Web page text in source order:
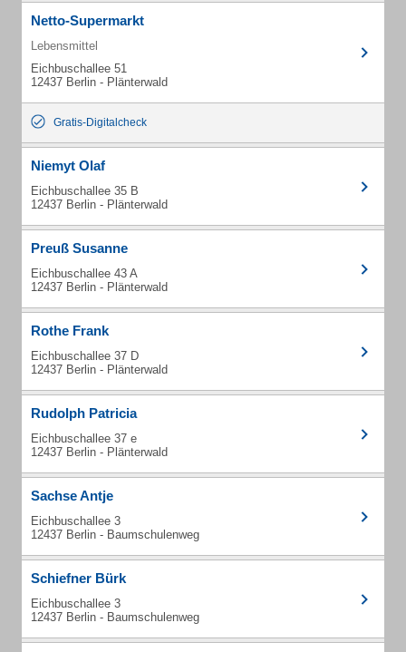
Netto-Supermarkt
Lebensmittel
Eichbuschallee 51
12437 Berlin - Plänterwald
Gratis-Digitalcheck
Niemyt Olaf
Eichbuschallee 35 B
12437 Berlin - Plänterwald
Preuß Susanne
Eichbuschallee 43 A
12437 Berlin - Plänterwald
Rothe Frank
Eichbuschallee 37 D
12437 Berlin - Plänterwald
Rudolph Patricia
Eichbuschallee 37 e
12437 Berlin - Plänterwald
Sachse Antje
Eichbuschallee 3
12437 Berlin - Baumschulenweg
Schiefner Bürk
Eichbuschallee 3
12437 Berlin - Baumschulenweg